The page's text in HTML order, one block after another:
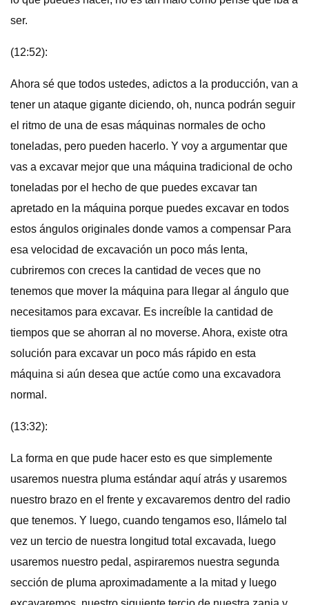
ser.
(12:52):
Ahora sé que todos ustedes, adictos a la producción, van a
tener un ataque gigante diciendo, oh, nunca podrán seguir
el ritmo de una de esas máquinas normales de ocho
toneladas, pero pueden hacerlo. Y voy a argumentar que
vas a excavar mejor que una máquina tradicional de ocho
toneladas por el hecho de que puedes excavar tan
apretado en la máquina porque puedes excavar en todos
estos ángulos originales donde vamos a compensar Para
esa velocidad de excavación un poco más lenta,
cubriremos con creces la cantidad de veces que no
tenemos que mover la máquina para llegar al ángulo que
necesitamos para excavar. Es increíble la cantidad de
tiempos que se ahorran al no moverse. Ahora, existe otra
solución para excavar un poco más rápido en esta
máquina si aún desea que actúe como una excavadora
normal.
(13:32):
La forma en que pude hacer esto es que simplemente
usaremos nuestra pluma estándar aquí atrás y usaremos
nuestro brazo en el frente y excavaremos dentro del radio
que tenemos. Y luego, cuando tengamos eso, llámelo tal
vez un tercio de nuestra longitud total excavada, luego
usaremos nuestro pedal, aspiraremos nuestra segunda
sección de pluma aproximadamente a la mitad y luego